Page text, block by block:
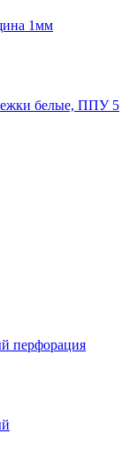
1мм
белые, ППУ 5
перфорация